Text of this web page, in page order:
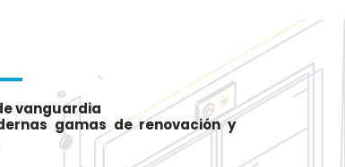
vanguardia
gamas de renovación y